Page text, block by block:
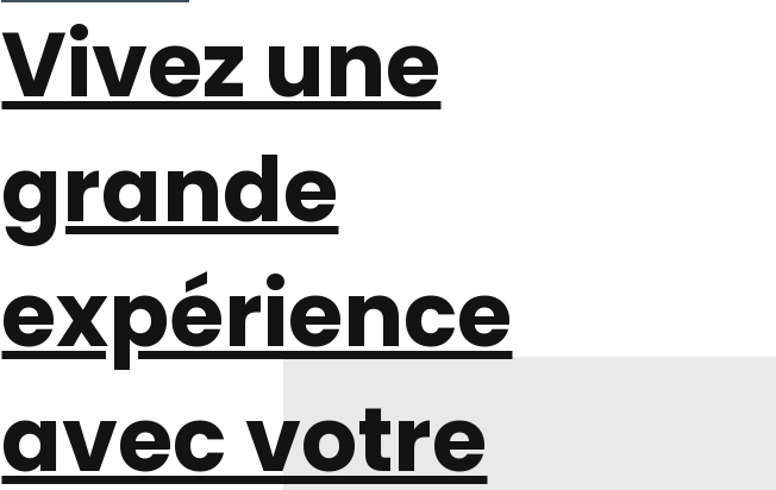
Vivez une
grande
expérience
avec votre